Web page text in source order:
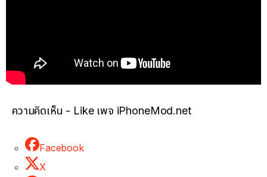
ความคิดเห็น - Like เพจ iPhoneMod.net
Facebook
X